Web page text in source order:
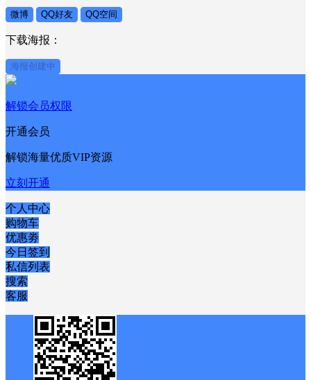
微博 QQ好友 QQ空间
下载海报：
海报创建中
解锁会员权限
开通会员
解锁海量优质VIP资源
立刻开通
个人中心
购物车
优惠劵
今日签到
私信列表
搜索
客服